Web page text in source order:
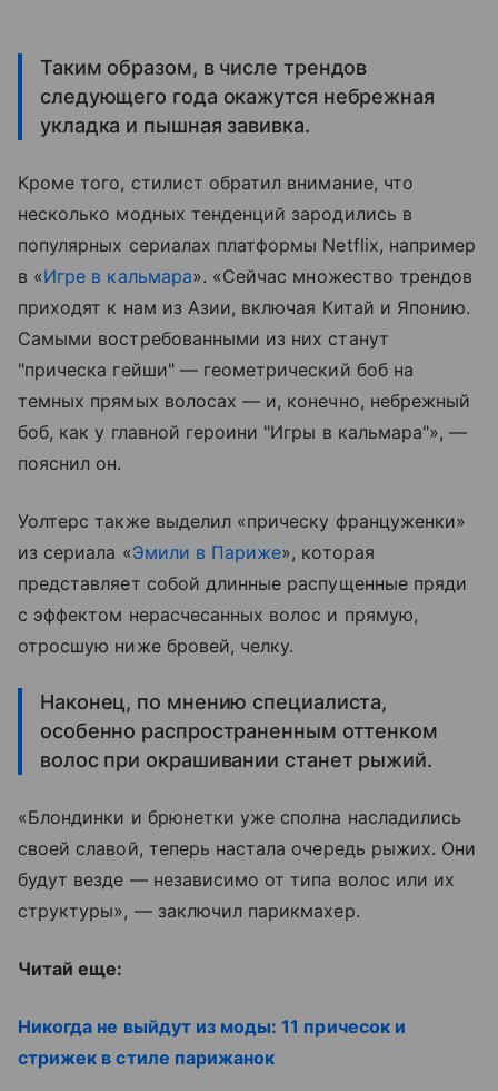
Таким образом, в числе трендов
следующего года окажутся небрежная
укладка и пышная завивка.
Кроме того, стилист обратил внимание, что
несколько модных тенденций зародились в
популярных сериалах платформы Netflix, например
в «Игре в кальмара». «Сейчас множество трендов
приходят к нам из Азии, включая Китай и Японию.
Самыми востребованными из них станут
"прическа гейши" — геометрический боб на
темных прямых волосах — и, конечно, небрежный
боб, как у главной героини "Игры в кальмара"», —
пояснил он.
Уолтерс также выделил «прическу француженки»
из сериала «Эмили в Париже», которая
представляет собой длинные распущенные пряди
с эффектом нерасчесанных волос и прямую,
отросшую ниже бровей, челку.
Наконец, по мнению специалиста,
особенно распространенным оттенком
волос при окрашивании станет рыжий.
«Блондинки и брюнетки уже сполна насладились
своей славой, теперь настала очередь рыжих. Они
будут везде — независимо от типа волос или их
структуры», — заключил парикмахер.
Читай еще:
Никогда не выйдут из моды: 11 причесок и
стрижек в стиле парижанок